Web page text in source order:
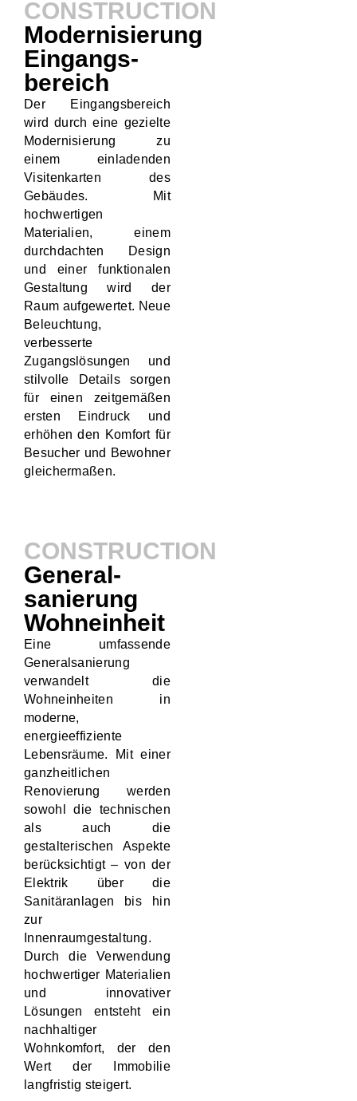
CONSTRUCTION
Modernisierung
Eingangs-
bereich
Der Eingangsbereich
wird durch eine gezielte
Modernisierung zu
einem einladenden
Visitenkarten des
Gebäudes. Mit
hochwertigen
Materialien, einem
durchdachten Design
und einer funktionalen
Gestaltung wird der
Raum aufgewertet. Neue
Beleuchtung,
verbesserte
Zugangslösungen und
stilvolle Details sorgen
für einen zeitgemäßen
ersten Eindruck und
erhöhen den Komfort für
Besucher und Bewohner
gleichermaßen.
CONSTRUCTION
General-
sanierung
Wohneinheit
Eine umfassende
Generalsanierung
verwandelt die
Wohneinheiten in
moderne,
energieeffiziente
Lebensräume. Mit einer
ganzheitlichen
Renovierung werden
sowohl die technischen
als auch die
gestalterischen Aspekte
berücksichtigt – von der
Elektrik über die
Sanitäranlagen bis hin
zur
Innenraumgestaltung.
Durch die Verwendung
hochwertiger Materialien
und innovativer
Lösungen entsteht ein
nachhaltiger
Wohnkomfort, der den
Wert der Immobilie
langfristig steigert.